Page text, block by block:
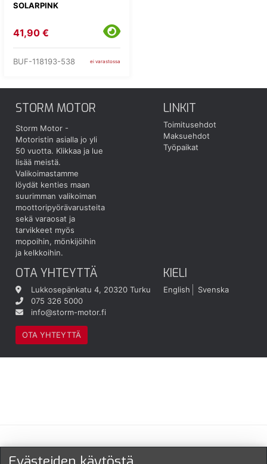
SOLARPINK
41,90 €
BUF-118193-538 ei varastossa
STORM MOTOR
Storm Motor -
Motoristin asialla jo yli
50 vuotta. Klikkaa ja lue
lisää meistä.
Valikoimastamme
löydät kenties maan
suurimman valikoiman
moottoripyörävarusteita
sekä varaosat ja
tarvikkeet myös
mopoihin, mönkijöihin
ja kelkkoihin.
LINKIT
Toimitusehdot
Maksuehdot
Työpaikat
OTA YHTEYTTÄ
Lukkosepänkatu 4, 20320 Turku
075 326 5000
info@storm-motor.fi
OTA YHTEYTTÄ
KIELI
English Svenska
Maksu- ja toimitustavat